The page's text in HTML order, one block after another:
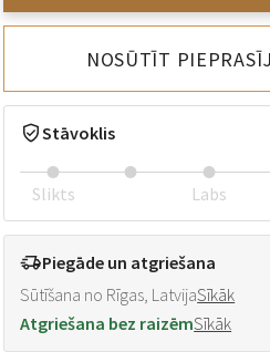
NOSŪTĪT
Stāvoklis
Slikts Labs
Piegāde un atgriešana
Sūtīšana no Rīgas, LatvijaSīkāk
Atgriešana bez raizēmSīkāk